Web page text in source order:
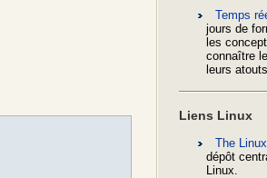
Temps
jours de
les
connaître
leurs
Liens Linux
The
dépôt
Linux.